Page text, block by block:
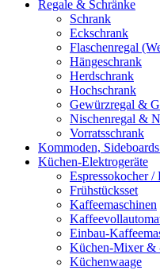
Regale & Schränke
Schrank
Eckschrank
Flaschenregal
Hängeschrank
Herdschrank
Hochschrank
Gewürzregal &
Nischenregal &
Vorratsschrank
Kommoden,
Küchen-Elektrogeräte
Espressokocher
Frühstücksset
Kaffeemaschinen
Einbau-
Küchen-Mixer &
Küchenwaage